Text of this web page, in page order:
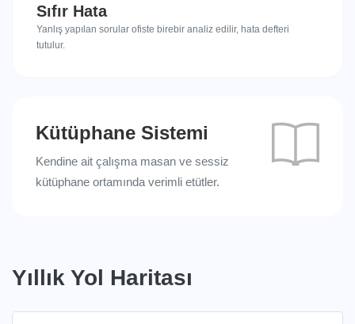
Sıfır Hata
Yanlış yapılan sorular ofiste birebir analiz edilir, hata defteri
tutulur.
Kütüphane Sistemi
Kendine ait çalışma masan ve sessiz
kütüphane ortamında verimli etütler.
Yıllık Yol Haritası